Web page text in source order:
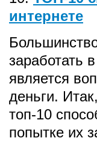
интернете
заработать
является
деньги.
топ-10
попытке их